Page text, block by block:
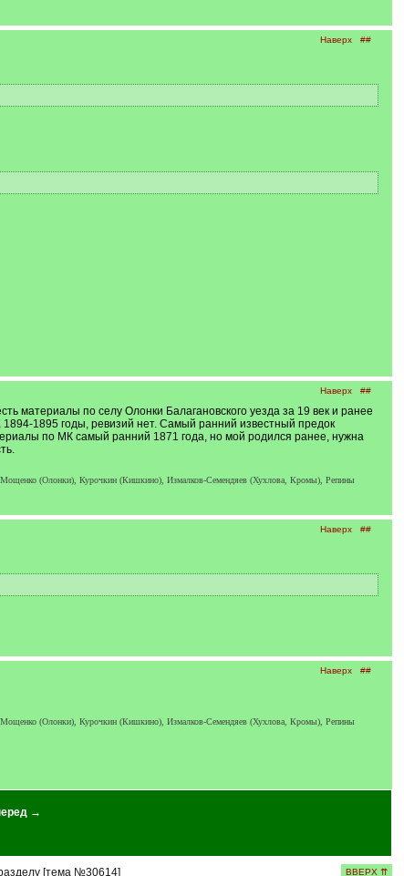
Наверх ##
Наверх ##
материалы по селу Олонки Балагановского уезда за 19 век и ранее
1895 годы, ревизий нет. Самый ранний известный предок
по МК самый ранний 1871 года, но мой родился ранее, нужна
(Олонки), Курочкин (Кишкино), Измалков-Семендяев (Хухлова, Кромы), Репины
Наверх ##
Наверх ##
(Олонки), Курочкин (Кишкино), Измалков-Семендяев (Хухлова, Кромы), Репины
→
[тема №30614] ВВЕРХ ⇈